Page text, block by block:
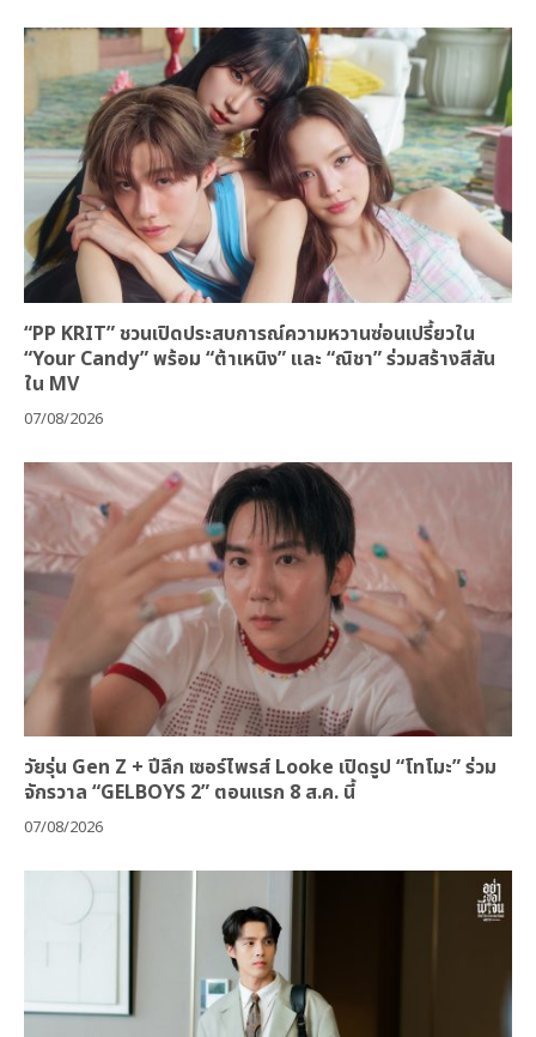
“PP KRIT” ชวนเปิดประสบการณ์ความหวานซ่อนเปรี้ยวใน
“Your Candy” พร้อม “ต้าเหนิง” และ “ณิชา” ร่วมสร้างสีสัน
ใน MV
07/08/2026
วัยรุ่น Gen Z + ปีลึก เซอร์ไพรส์ Looke เปิดรูป “โทโมะ” ร่วม
จักรวาล “GELBOYS 2” ตอนแรก 8 ส.ค. นี้
07/08/2026